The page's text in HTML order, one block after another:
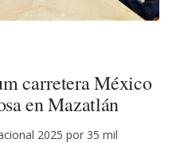
carretera México
en Mazatlán
2025 por 35 mil